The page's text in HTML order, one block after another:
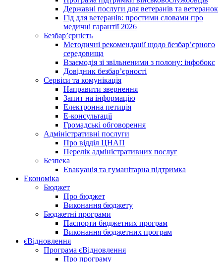
Державні послуги для ветеранів та ветеранок
Гід для ветеранів: простими словами про
медичні гарантії 2026
Безбар’єрність
Методичні рекомендації щодо безбар’єрного
середовища
Взаємодія зі звільненими з полону: інфобокс
Довідник безбар’єрності
Сервіси та комунікація
Направити звернення
Запит на інформацію
Електронна петиція
Е-консультації
Громадські обговорення
Адміністративні послуги
Про відділ ЦНАП
Перелік адміністративних послуг
Безпека
Евакуація та гуманітарна підтримка
Економіка
Бюджет
Про бюджет
Виконання бюджету
Бюджетні програми
Паспорти бюджетних програм
Виконання бюджетних програм
єВідновлення
Програма єВідновлення
Про програму